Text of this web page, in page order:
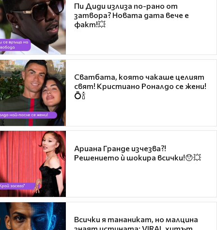
Пи Диди излиза по-рано от
затвора? Новата дата вече е
факт!💥
Сватбата, която чакаше целият
свят! Кристиано Роналдо се жени!
💍🍾
Ариана Гранде изчезва?!
Решението ѝ шокира всички!😯💥
Всички я тананикат, но малцина